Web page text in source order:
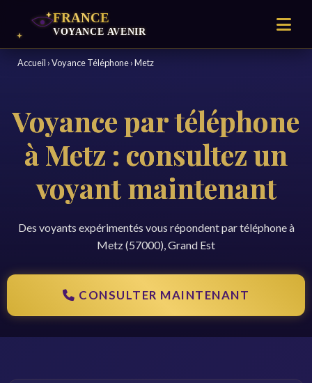
Accueil ›Voyance Téléphone›Metz
Voyance par téléphone
à Metz : consultez un
voyant maintenant
Des voyants expérimentés vous répondent par téléphone à
Metz (57000), Grand Est
CONSULTER MAINTENANT